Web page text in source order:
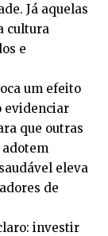
Já aquelas
cultura
e
um efeito
evidenciar
que outras
eleva
de
investir